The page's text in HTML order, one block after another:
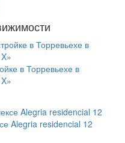
в Торревьехе в
Alegria residencial 12